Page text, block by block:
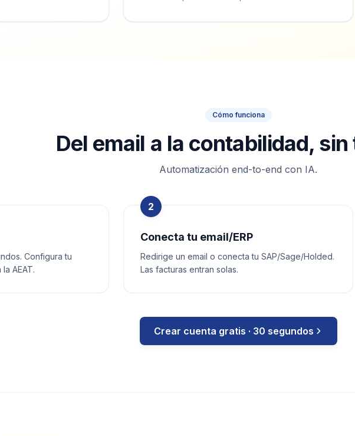
Cómo funciona
Del email a la contabilidad,
Automatización end-to-end con IA.
Configura tu
AEAT.
2
Conecta tu email/ERP
Redirige un email o conecta tu SAP/Sage/Holded.
Las facturas entran solas.
Crear cuenta gratis · 30 segundos